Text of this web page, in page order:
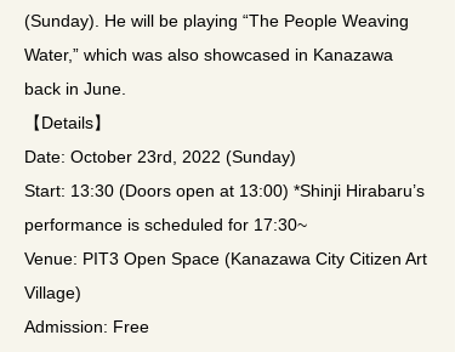
(Sunday). He will be playing “The People Weaving
Water,” which was also showcased in Kanazawa
back in June.
【Details】
Date: October 23rd, 2022 (Sunday)
Start: 13:30 (Doors open at 13:00) *Shinji Hirabaru’s
performance is scheduled for 17:30~
Venue: PIT3 Open Space (Kanazawa City Citizen Art
Village)
Admission: Free